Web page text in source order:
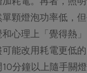
顆燈泡功率低，
心理上「覺得熱
能改用耗電更低
分鐘以上隨手關